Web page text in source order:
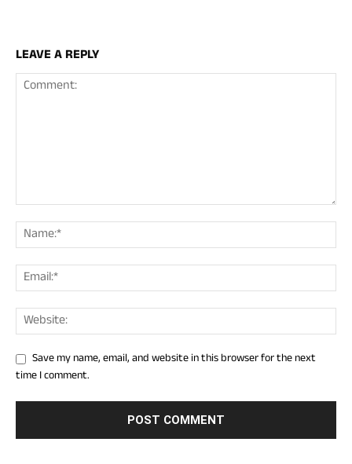
LEAVE A REPLY
Save my name, email, and website in this browser for the next
time I comment.